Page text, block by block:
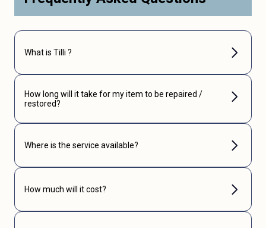
What is Tilli ?
How long will it take for my item to be repaired /
restored?
Where is the service available?
How much will it cost?